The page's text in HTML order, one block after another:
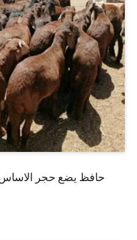
حافظ يضع حجر الاساس